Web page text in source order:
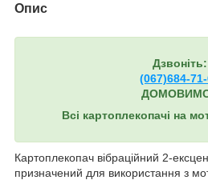
Опис
Дзвоніть:
(067)684-
Всі картоплекопачі на
Картоплекопач вібраційний 2-
призначений для використання з